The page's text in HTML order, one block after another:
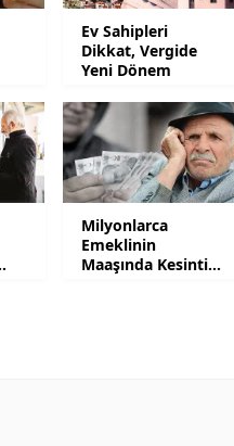
Ev Sahipleri
Dikkat, Vergide
Yeni Dönem
Milyonlarca
Emeklinin
Maaşında Kesinti